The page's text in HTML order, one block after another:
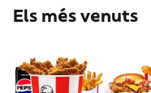
Els més venuts